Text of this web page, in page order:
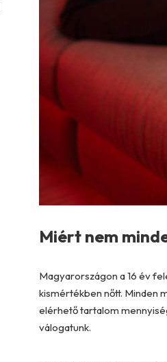
Miért nem
Magyarországon a 16 év
kismértékben nőtt. Minden
elérhető tartalom
válogatunk.